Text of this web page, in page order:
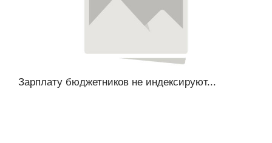
Зарплату бюджетников не индексируют...